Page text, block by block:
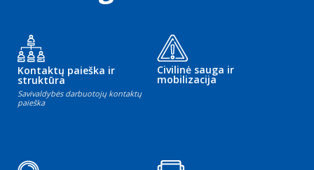
Kontaktų paieška ir
struktūra
Savivaldybės darbuotojų kontaktų
paieška
Civilinė sauga ir
mobilizacija